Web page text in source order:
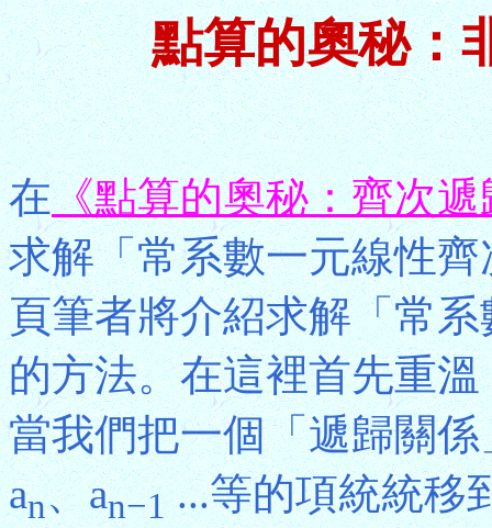
點算的奧秘：
在《點算的奧秘：齊次
求解「常系數一元線性
頁筆者將介紹求解「常
的方法。在這裡首先重
當我們把一個「遞歸關
an、an−1...等的項統統移